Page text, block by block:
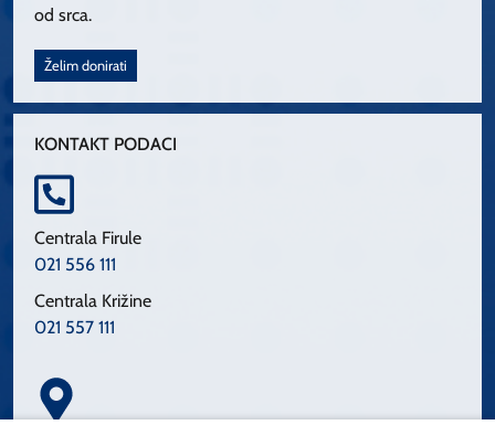
od srca.
Želim donirati
KONTAKT PODACI
Centrala Firule
021 556 111
Centrala Križine
021 557 111